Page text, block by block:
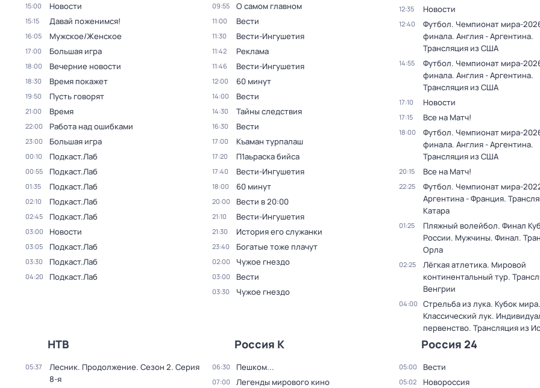
15:00 Новости
15:15 Давай поженимся!
16:05 Мужское/Женское
17:00 Большая игра
18:00 Вечерние новости
18:30 Время покажет
19:50 Пусть говорят
21:00 Время
22:00 Работа над ошибками
23:00 Большая игра
00:10 Подкаст.Лаб
00:55 Подкаст.Лаб
01:35 Подкаст.Лаб
02:10 Подкаст.Лаб
02:45 Подкаст.Лаб
03:00 Новости
03:05 Подкаст.Лаб
03:30 Подкаст.Лаб
04:20 Подкаст.Лаб
09:55 О самом главном
11:00 Вести
11:30 Вести-Ингушетия
11:42 Реклама
11:46 Вести-Ингушетия
12:00 60 минут
14:00 Вести
14:30 Тайны следствия
16:30 Вести
17:00 Къаман турпалаш
17:20 П1аьраска бийса
17:40 Вести-Ингушетия
18:00 60 минут
20:00 Вести в 20:00
21:10 Вести-Ингушетия
21:30 История его служанки
23:40 Богатые тоже плачут
02:00 Чужое гнездо
03:00 Вести
03:30 Чужое гнездо
12:35 Новости
12:40
Футбол. Чемпионат мира-
финала. Англия - Аргентина.
Трансляция из США
14:55
Футбол. Чемпионат мира-
финала. Англия - Аргентина.
Трансляция из США
17:10 Новости
17:15 Все на Матч!
18:00
Футбол. Чемпионат мира-
финала. Англия - Аргентина.
Трансляция из США
20:15 Все на Матч!
22:25
Футбол. Чемпионат мира-
Аргентина - Франция.
Катара
01:25
Пляжный волейбол. Финал
России. Мужчины. Финал.
Орла
02:25
Лёгкая атлетика. Мировой
континентальный тур.
Венгрии
04:00
Стрельба из лука. Кубок мира.
Классический лук.
первенство. Трансляция из
НТВ
05:37 Лесник. Продолжение. Сезон 2. Серия
8-я
Россия К
06:30 Пешком...
07:00 Легенды мирового кино
Россия 24
05:00 Вести
05:02 Новороссия